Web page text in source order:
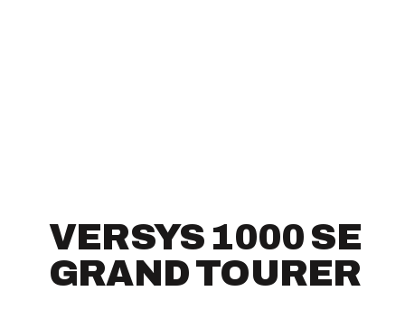
VERSYS 1000 SE
GRAND TOURER